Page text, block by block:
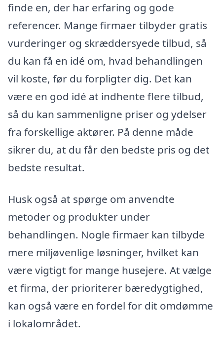
finde en, der har erfaring og gode
referencer. Mange firmaer tilbyder gratis
vurderinger og skræddersyede tilbud, så
du kan få en idé om, hvad behandlingen
vil koste, før du forpligter dig. Det kan
være en god idé at indhente flere tilbud,
så du kan sammenligne priser og ydelser
fra forskellige aktører. På denne måde
sikrer du, at du får den bedste pris og det
bedste resultat.
Husk også at spørge om anvendte
metoder og produkter under
behandlingen. Nogle firmaer kan tilbyde
mere miljøvenlige løsninger, hvilket kan
være vigtigt for mange husejere. At vælge
et firma, der prioriterer bæredygtighed,
kan også være en fordel for dit omdømme
i lokalområdet.